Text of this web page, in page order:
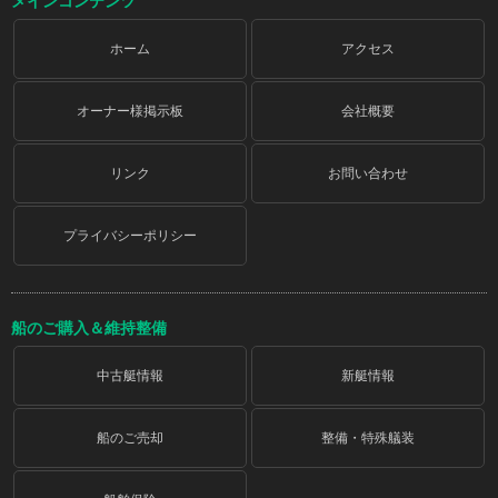
ホーム アクセス
オーナー様掲示板 会社概要
リンク お問い合わせ
プライバシーポリシー
船のご購入＆維持整備
中古艇情報 新艇情報
船のご売却 整備・特殊艤装